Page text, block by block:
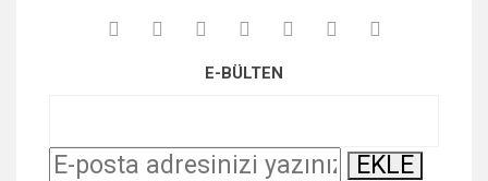
Ürün bilgilerinde hatalar bulunuyor.
E-BÜLTEN
EKLE